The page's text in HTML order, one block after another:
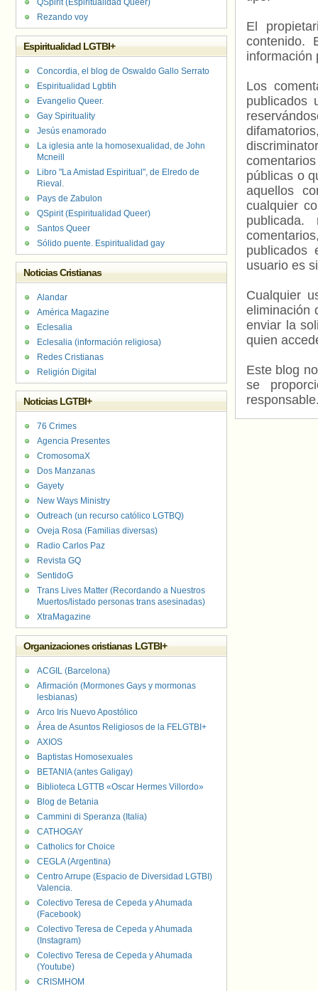
El
contenido.
información
Los
publicados
públicas o
aquellos
cualquier
usuario es
Cualquier
eliminación
enviar la
quien
Este blog
se
QSpirit (Espiritualidad Queer)
Rezando voy
Espiritualidad LGTBI+
Concordia, el blog de Oswaldo Gallo Serrato
Espiritualidad Lgbtih
Evangelio Queer.
Gay Spirituality
Jesús enamorado
La iglesia ante la homosexualidad, de John
Mcneill
Libro "La Amistad Espiritual", de Elredo de
Rieval.
Pays de Zabulon
QSpirit (Espiritualidad Queer)
Santos Queer
Sólido puente. Espiritualidad gay
Noticias Cristianas
Alandar
América Magazine
Eclesalia
Eclesalia (información religiosa)
Redes Cristianas
Religión Digital
Noticias LGTBI+
76 Crimes
Agencia Presentes
CromosomaX
Dos Manzanas
Gayety
New Ways Ministry
Outreach (un recurso católico LGTBQ)
Oveja Rosa (Familias diversas)
Radio Carlos Paz
Revista GQ
SentidoG
Trans Lives Matter (Recordando a Nuestros
Muertos/listado personas trans asesinadas)
XtraMagazine
Organizaciones cristianas LGTBI+
ACGIL (Barcelona)
Afirmación (Mormones Gays y mormonas
lesbianas)
Arco Iris Nuevo Apostólico
Área de Asuntos Religiosos de la FELGTBI+
AXIOS
Baptistas Homosexuales
BETANIA (antes Galigay)
Biblioteca LGTTB «Oscar Hermes Villordo»
Blog de Betania
Cammini di Speranza (Italia)
CATHOGAY
Catholics for Choice
CEGLA (Argentina)
Centro Arrupe (Espacio de Diversidad LGTBI)
Valencia.
Colectivo Teresa de Cepeda y Ahumada
(Facebook)
Colectivo Teresa de Cepeda y Ahumada
(Instagram)
Colectivo Teresa de Cepeda y Ahumada
(Youtube)
CRISMHOM